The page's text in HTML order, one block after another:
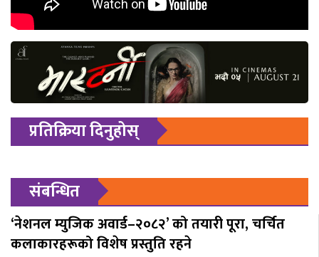
प्रतिक्रिया दिनुहोस्
संबन्धित
‘नेशनल म्युजिक अवार्ड–२०८२’ को तयारी पूरा, चर्चित
कलाकारहरूको विशेष प्रस्तुति रहने